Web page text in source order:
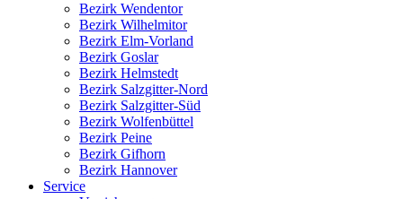
Bezirk Wendentor
Bezirk Wilhelmitor
Bezirk Elm-Vorland
Bezirk Goslar
Bezirk Helmstedt
Bezirk Salzgitter-Nord
Bezirk Salzgitter-Süd
Bezirk Wolfenbüttel
Bezirk Peine
Bezirk Gifhorn
Bezirk Hannover
Service